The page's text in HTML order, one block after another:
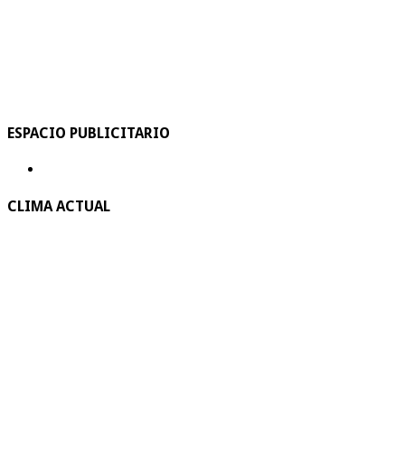
ESPACIO PUBLICITARIO
CLIMA ACTUAL